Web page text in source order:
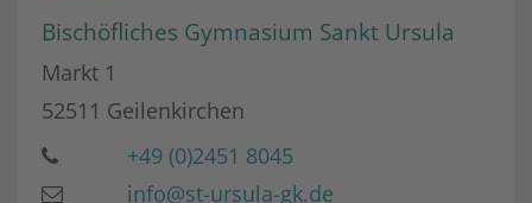
Bischöfliches Gymnasium Sankt Ursula
Markt 1
52511 Geilenkirchen
+49 (0)2451 8045
info@st-ursula-gk.de